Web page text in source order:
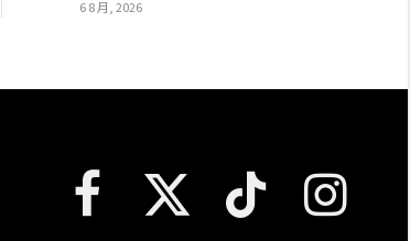
6 8 月, 2026
Facebook X
TikTok Instagram